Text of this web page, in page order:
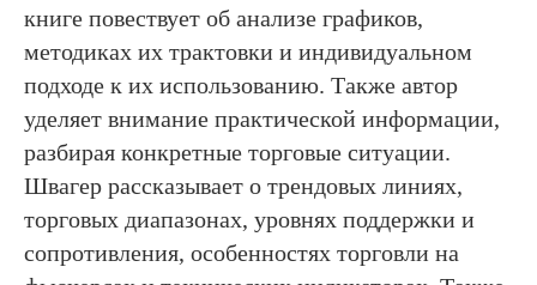
книге повествует об анализе графиков,
методиках их трактовки и индивидуальном
подходе к их использованию. Также автор
уделяет внимание практической информации,
разбирая конкретные торговые ситуации.
Швагер рассказывает о трендовых линиях,
торговых диапазонах, уровнях поддержки и
сопротивления, особенностях торговли на